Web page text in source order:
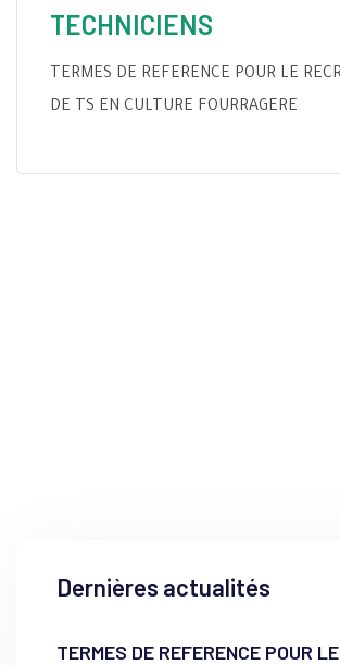
TECHNICIENS
TERMES DE REFERENCE POUR LE
DE TS EN CULTURE FOURRAGERE
Dernières actualités
TERMES DE REFERENCE POUR LE